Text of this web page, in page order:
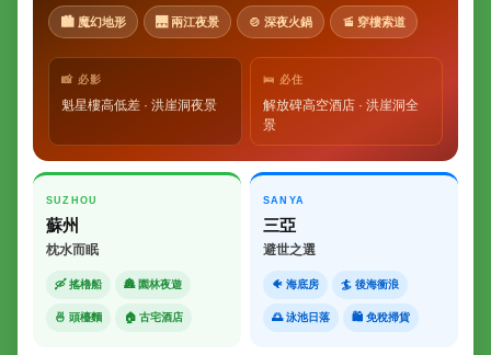
🏙 魔幻地形 🌉 兩江夜景 🍲 深夜火鍋 🚡 穿樓索道
📸 必影
魁星樓高低差 · 洪崖洞夜景
🛌 必住
解放碑高空酒店 · 洪崖洞全
景
SUZHOU
蘇州
枕水而眠
🛶 搖櫓船 🏯 園林夜遊
🍜 頭檯麵 🏠 古宅酒店
SANYA
三亞
避世之選
🐠 海底房 🏄 後海衝浪
🌅 泳池日落 🛍 免稅掃貨